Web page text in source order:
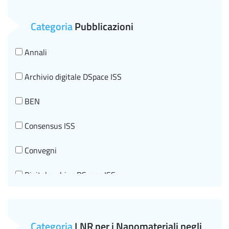
Salute Mentale
CategoriaPubblicazioni
Annali
Archivio digitale DSpace ISS
BEN
Consensus ISS
Convegni
Digital archive DSpace ISS
Editorial information